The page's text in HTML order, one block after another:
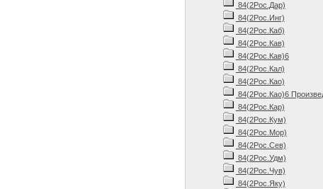
84(2Рос.Дар)
84(2Рос.Инг)
84(2Рос.Каб)
84(2Рос.Кав)
84(2Рос.Кав)6
84(2Рос.Кал)
84(2Рос.Као)
84(2Рос.Као)6
84(2Рос.Кар)
84(2Рос.Кум)
84(2Рос.Мор)
84(2Рос.Сев)
84(2Рос.Удм)
84(2Рос.Чув)
84(2Рос.Яку)